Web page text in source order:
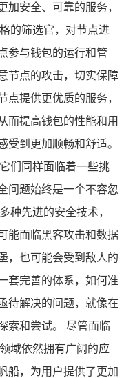
加安全、可靠的服务，
的筛选官，对节点进
参与钱包的运行和管
节点的攻击，切实保障
点提供更优质的服务，
而提高钱包的性能和用
受到更加顺畅和舒适。
们同样面临着一些挑
问题始终是一个不容忽
种先进的安全技术，
能面临黑客攻击和数据
，也可能会受到敌人的
套完善的体系，如何准
待解决的问题，就像在
索和尝试。 尽管面临
域依然拥有广阔的应
船，为用户提供了更加